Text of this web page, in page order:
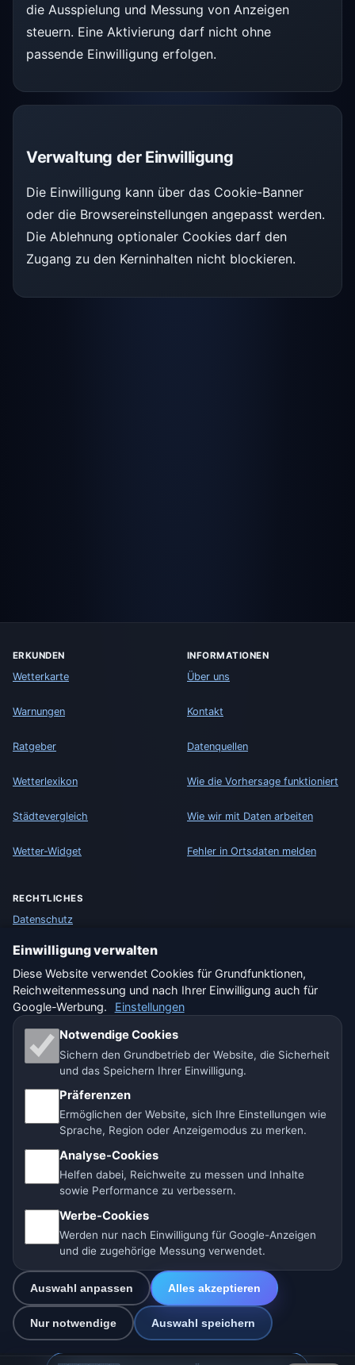
die Ausspielung und Messung von Anzeigen
steuern. Eine Aktivierung darf nicht ohne
passende Einwilligung erfolgen.
Verwaltung der Einwilligung
Die Einwilligung kann über das Cookie-Banner
oder die Browsereinstellungen angepasst werden.
Die Ablehnung optionaler Cookies darf den
Zugang zu den Kerninhalten nicht blockieren.
ERKUNDEN
Wetterkarte
Warnungen
Ratgeber
Wetterlexikon
Städtevergleich
Wetter-Widget
INFORMATIONEN
Über uns
Kontakt
Datenquellen
Wie die Vorhersage funktioniert
Wie wir mit Daten arbeiten
Fehler in Ortsdaten melden
RECHTLICHES
Datenschutz
Cookies
Nutzungsbedingungen
Haftungsausschluss
Impressum
Wir helfen Tieren
Einstellungen
🇩🇪 Wetter Deutschland 🇦🇹 Wetter Österreich
🇨🇭 Wetter Schweiz
Unsere Wetterseiten:
🇨🇿 Tschechien 🇧🇬 Bulgarien
Einwilligung verwalten
Diese Website verwendet Cookies für Grundfunktionen,
Reichweitenmessung und nach Ihrer Einwilligung auch für
Google-Werbung.
Einstellungen
Notwendige Cookies
Sichern den Grundbetrieb der Website, die Sicherheit
und das Speichern Ihrer Einwilligung.
Präferenzen
Ermöglichen der Website, sich Ihre Einstellungen wie
Sprache, Region oder Anzeigemodus zu merken.
Analyse-Cookies
Helfen dabei, Reichweite zu messen und Inhalte
sowie Performance zu verbessern.
Werbe-Cookies
Werden nur nach Einwilligung für Google-Anzeigen
und die zugehörige Messung verwendet.
Auswahl anpassen Alles akzeptieren
Nur notwendige Auswahl speichern